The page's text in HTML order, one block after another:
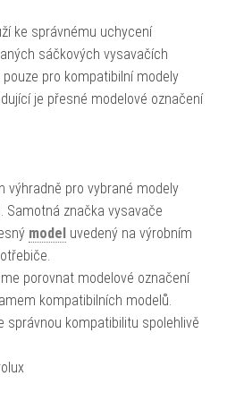
ke správnému uchycení
sáčkových vysavačích
pouze pro kompatibilní modely
je přesné modelové označení
výhradně pro vybrané modely
Samotná značka vysavače
model uvedený na výrobním
porovnat modelové označení
kompatibilních modelů.
správnou kompatibilitu spolehlivě